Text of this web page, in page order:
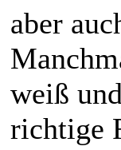
aber
weiß
richtige